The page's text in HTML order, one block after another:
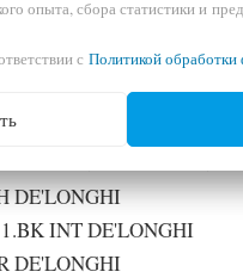
ICONA JP DE'LONGHI
INT DE'LONGHI
INT DE'LONGHI
INT DE'LONGHI
DE'LONGHI
INT DE'LONGHI
DE'LONGHI
опыта, сбора статистики и
с Политикой